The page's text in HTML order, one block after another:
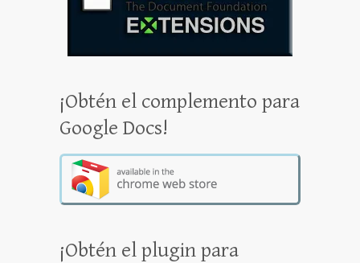
¡Obtén el complemento para
Google Docs!
¡Obtén el plugin para